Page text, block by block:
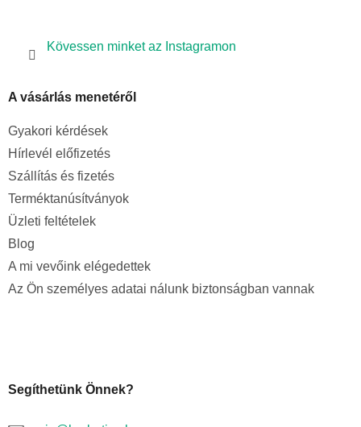
Kövessen minket az Instagramon
A vásárlás menetéről
Gyakori kérdések
Hírlevél előfizetés
Szállítás és fizetés
Terméktanúsítványok
Üzleti feltételek
Blog
A mi vevőink elégedettek
Az Ön személyes adatai nálunk biztonságban vannak
Segíthetünk Önnek?